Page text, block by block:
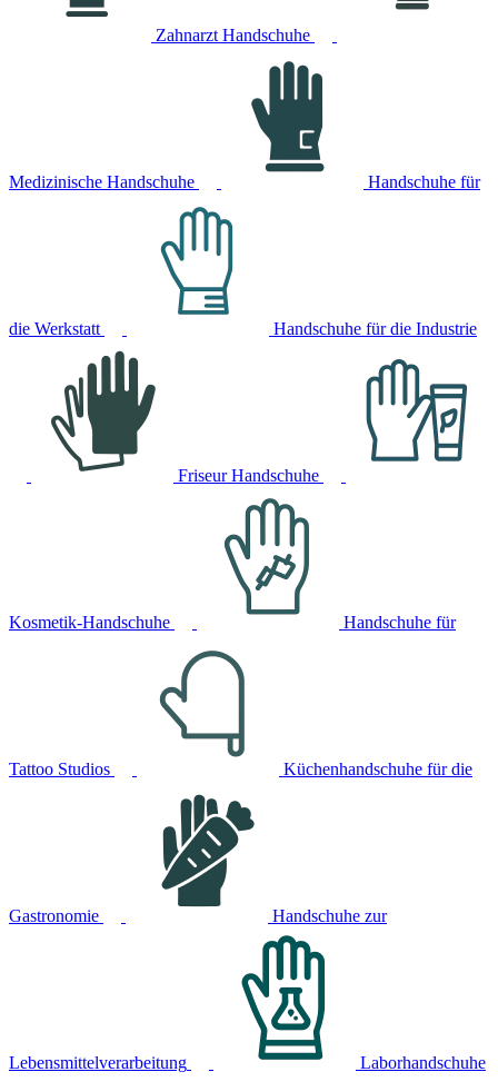
Zahnarzt Handschuhe
Medizinische Handschuhe Handschuhe für
die Werkstatt Handschuhe für die Industrie
Friseur Handschuhe
Kosmetik-Handschuhe Handschuhe für
Tattoo Studios Küchenhandschuhe für die
Gastronomie Handschuhe zur
Lebensmittelverarbeitung Laborhandschuhe